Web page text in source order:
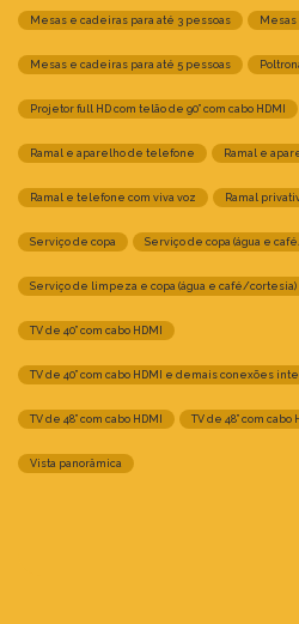
Mesas e cadeiras para até 3 pessoas
Mesas e cadeiras para até 5 pessoas
Projetor full HD com telão de 90” com cabo HDMI
Ramal e aparelho de telefone Ramal e
Ramal e telefone com viva voz Ramal
Serviço de copa Serviço de copa (água e
Serviço de limpeza e copa (água e café/cortesia)
TV de 40” com cabo HDMI
TV de 40” com cabo HDMI e demais conexões
TV de 48” com cabo HDMI TV de 48” com
Vista panorâmica